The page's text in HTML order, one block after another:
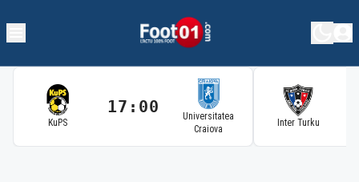
KuPS
17:00
Universitatea
Craiova
Inter Turku